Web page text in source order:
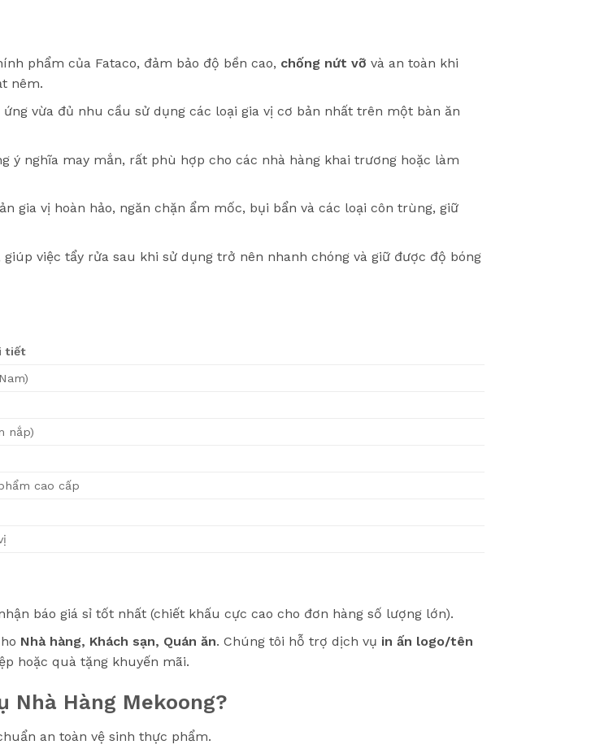
phẩm của Fataco, đảm bảo độ bền cao, chống nứt vỡ và an toàn khi
nêm.
vừa đủ nhu cầu sử dụng các loại gia vị cơ bản nhất trên một bàn ăn
ý nghĩa may mắn, rất phù hợp cho các nhà hàng khai trương hoặc làm
gia vị hoàn hảo, ngăn chặn ẩm mốc, bụi bẩn và các loại côn trùng, giữ
việc tẩy rửa sau khi sử dụng trở nên nhanh chóng và giữ được độ bóng
tiết
nắp)
cao cấp
báo giá sỉ tốt nhất (chiết khấu cực cao cho đơn hàng số lượng lớn).
Nhà hàng, Khách sạn, Quán ăn. Chúng tôi hỗ trợ dịch vụ in ấn logo/tên
hoặc quà tặng khuyến mãi.
Nhà Hàng Mekoong?
an toàn vệ sinh thực phẩm.